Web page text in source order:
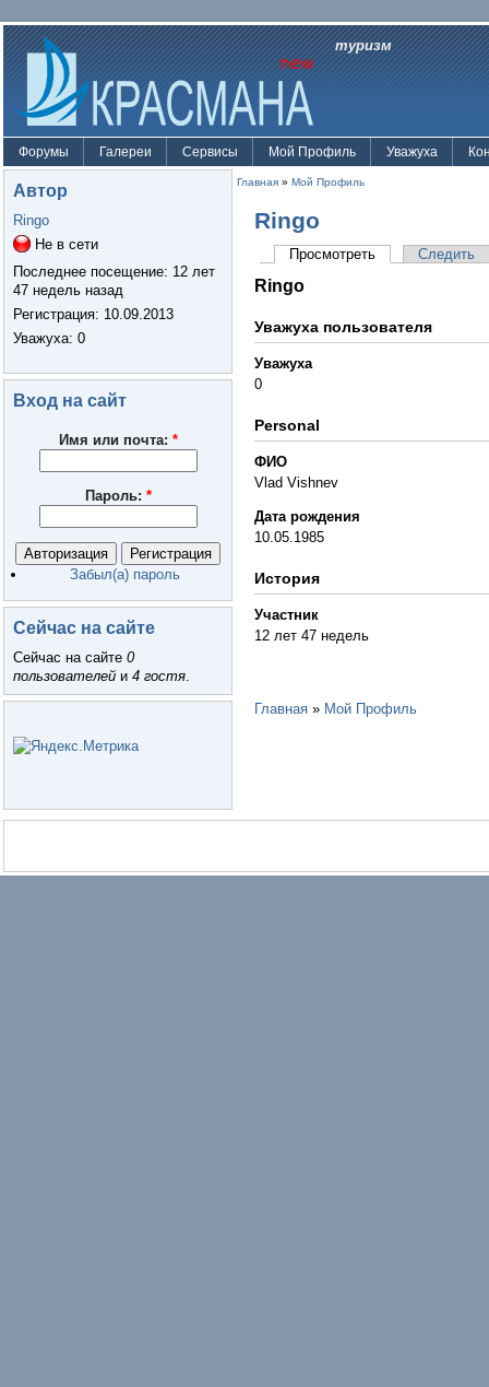
туризм
Форумы Галереи Сервисы Мой Профиль Уважуха
Автор
Ringo
Не в сети
Последнее посещение: 12 лет
47 недель назад
Регистрация: 10.09.2013
Уважуха: 0
Вход на сайт
Имя или почта: *
Пароль: *
Забыл(а) пароль
Сейчас на сайте
Сейчас на сайте 0
пользователей и 4 гостя.
Главная » Мой Профиль
Ringo
Просмотреть Следить
Ringo
Уважуха пользователя
Уважуха
0
Personal
ФИО
Vlad Vishnev
Дата рождения
10.05.1985
История
Участник
12 лет 47 недель
Главная » Мой Профиль